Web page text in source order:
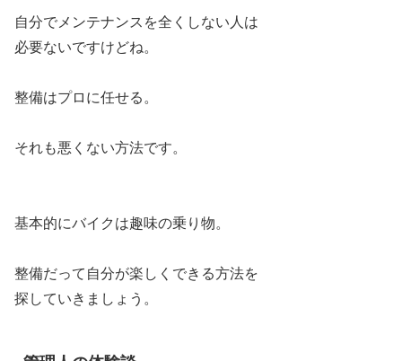
自分でメンテナンスを全くしない人は
必要ないですけどね。
整備はプロに任せる。
それも悪くない方法です。
基本的にバイクは趣味の乗り物。
整備だって自分が楽しくできる方法を
探していきましょう。